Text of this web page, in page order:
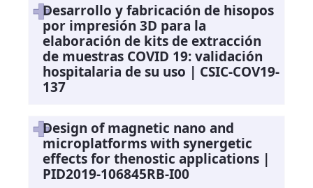
Desarrollo y fabricación de hisopos
por impresión 3D para la
elaboración de kits de extracción
de muestras COVID 19: validación
hospitalaria de su uso | CSIC-COV19-
137
Design of magnetic nano and
microplatforms with synergetic
effects for thenostic applications |
PID2019-106845RB-I00